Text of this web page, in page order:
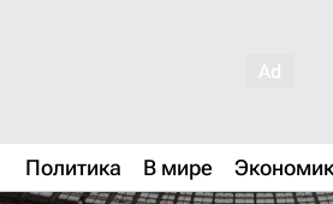
Политика В мире